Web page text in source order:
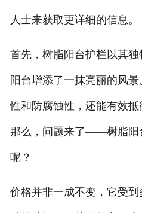
人士来获取更详细的信息。
首先，树脂阳台护栏以其
阳台增添了一抹亮丽的风
性和防腐蚀性，还能有效抵
那么，问题来了——树脂阳
呢？
价格并非一成不变，它受